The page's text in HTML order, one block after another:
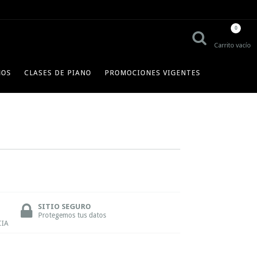
Carrito vacío
0
CLASES DE PIANO PROMOCIONES VIGENTES
SITIO SEGURO
Protegemos tus datos